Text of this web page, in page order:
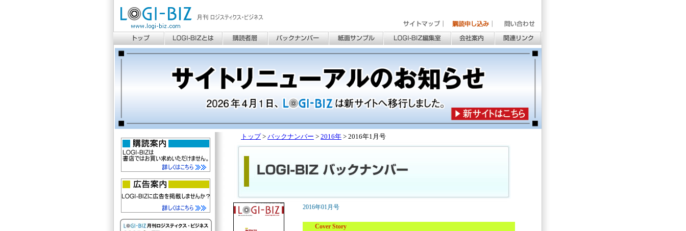
トップ > バックナンバー > 2016年 > 2016年1月号
2016年01月号
Cover Story